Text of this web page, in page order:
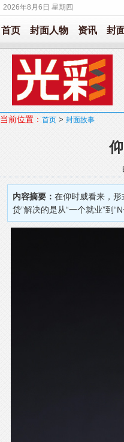
2026年8月6日 星期四
首页 封面人物 资讯 封
当前位置： 首页 > 封面故事
内容摘要： 在仰时威看来，形
贷”解决的是从“一个就业”到